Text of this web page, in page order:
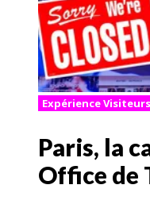
Expérience Visiteurs
Paris, la
Office de